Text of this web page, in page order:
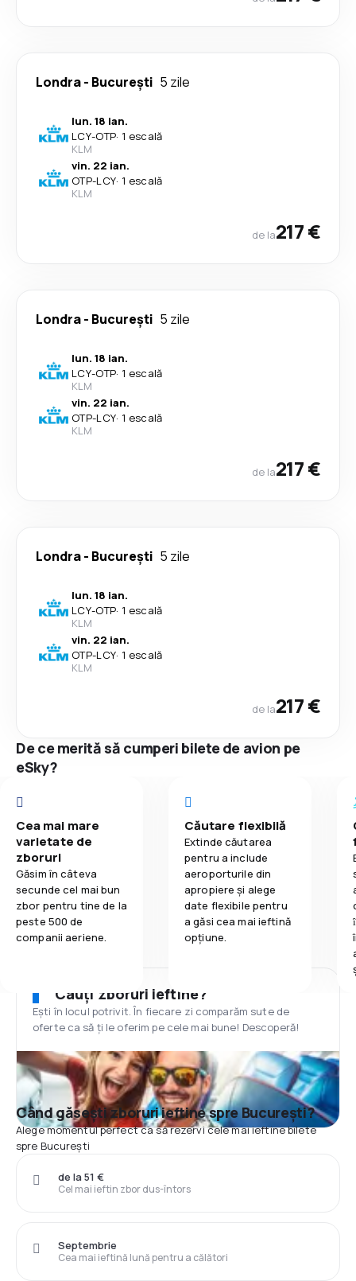
Londra- București 5 zile
lun. 18 ian.
LCY-OTP· 1 escală
KLM
vin. 22 ian.
OTP-LCY· 1 escală
KLM
de la217 €
Londra- București 5 zile
lun. 18 ian.
LCY-OTP· 1 escală
KLM
vin. 22 ian.
OTP-LCY· 1 escală
KLM
de la217 €
Londra- București 5 zile
lun. 18 ian.
LCY-OTP· 1 escală
KLM
vin. 22 ian.
OTP-LCY· 1 escală
KLM
de la217 €
De ce merită să cumperi bilete de avion pe
eSky?
Cea mai mare
varietate de
zboruri
Găsim în câteva
secunde cel mai bun
zbor pentru tine de la
peste 500 de
companii aeriene.
Căutare flexibilă
Extinde căutarea
pentru a include
aeroporturile din
apropiere și alege
date flexibile pentru
a găsi cea mai ieftină
opțiune.
Cauți zboruri ieftine?
Ești în locul potrivit. În fiecare zi comparăm sute de
oferte ca să ți le oferim pe cele mai bune! Descoperă!
Când găsești zboruri ieftine spre București?
Alege momentul perfect ca să rezervi cele mai ieftine bilete
spre București
Cel mai ieftin zbor dus-întors
de la 51 €
Cea mai ieftină lună pentru a călători
Septembrie